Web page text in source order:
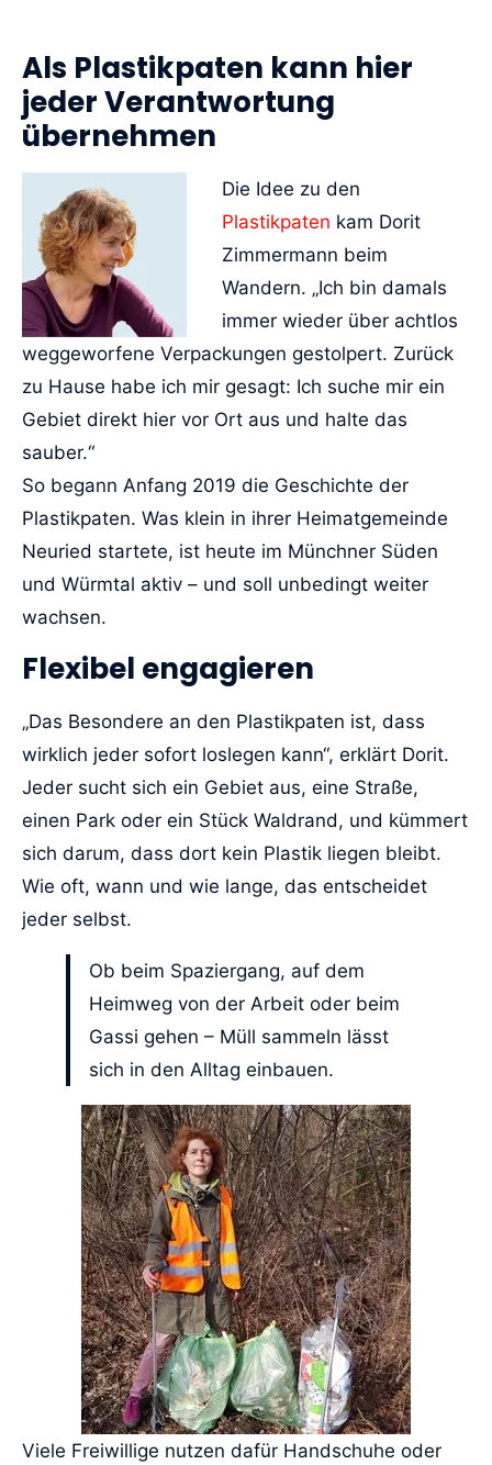
Als Plastikpaten kann hier
jeder Verantwortung
übernehmen
Die Idee zu den
Plastikpaten kam Dorit
Zimmermann beim
Wandern. „Ich bin damals
immer wieder über achtlos
weggeworfene Verpackungen gestolpert. Zurück
zu Hause habe ich mir gesagt: Ich suche mir ein
Gebiet direkt hier vor Ort aus und halte das
sauber.“
So begann Anfang 2019 die Geschichte der
Plastikpaten. Was klein in ihrer Heimatgemeinde
Neuried startete, ist heute im Münchner Süden
und Würmtal aktiv – und soll unbedingt weiter
wachsen.
Flexibel engagieren
„Das Besondere an den Plastikpaten ist, dass
wirklich jeder sofort loslegen kann“, erklärt Dorit.
Jeder sucht sich ein Gebiet aus, eine Straße,
einen Park oder ein Stück Waldrand, und kümmert
sich darum, dass dort kein Plastik liegen bleibt.
Wie oft, wann und wie lange, das entscheidet
jeder selbst.
Ob beim Spaziergang, auf dem
Heimweg von der Arbeit oder beim
Gassi gehen – Müll sammeln lässt
sich in den Alltag einbauen.
Viele Freiwillige nutzen dafür Handschuhe oder